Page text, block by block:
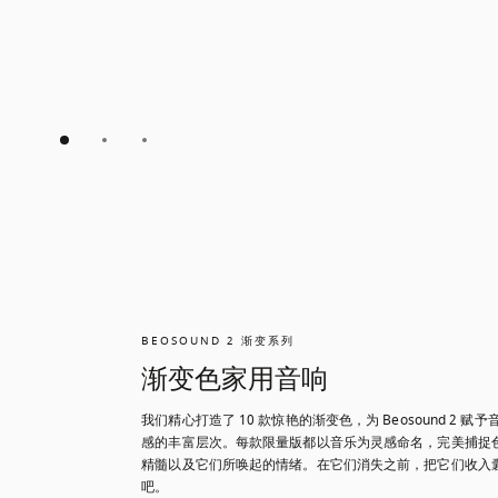
BEOSOUND 2 渐变系列
渐变色家用音响
我们精心打造了 10 款惊艳的渐变色，为 Beosound 2 赋予
感的丰富层次。每款限量版都以音乐为灵感命名，完美捕捉
精髓以及它们所唤起的情绪。在它们消失之前，把它们收入
吧。